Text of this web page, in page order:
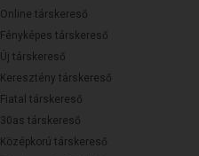
Online társkereső
Fényképes társkereső
Új társkereső
Keresztény társkereső
Fiatal társkereső
30as társkereső
Középkorú társkereső